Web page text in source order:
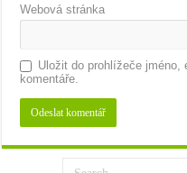
Webová stránka
Uložit do prohlížeče jméno,
komentáře.